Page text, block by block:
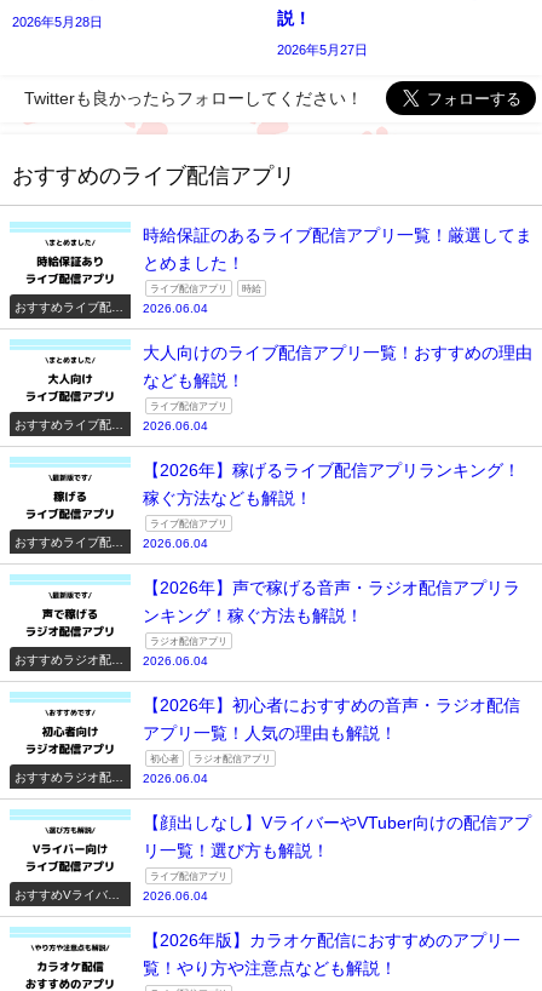
2026年5月28日
説！
2026年5月27日
Twitterも良かったらフォローしてください！
おすすめのライブ配信アプリ
おすすめライブ配信
時給保証のあるライブ配信アプリ一覧！厳選してま
とめました！
ライブ配信アプリ 時給
2026.06.04
おすすめライブ配信
大人向けのライブ配信アプリ一覧！おすすめの理由
なども解説！
ライブ配信アプリ
2026.06.04
おすすめライブ配信
【2026年】稼げるライブ配信アプリランキング！
稼ぐ方法なども解説！
ライブ配信アプリ
2026.06.04
おすすめラジオ配信
【2026年】声で稼げる音声・ラジオ配信アプリラ
ンキング！稼ぐ方法も解説！
ラジオ配信アプリ
2026.06.04
おすすめラジオ配信
【2026年】初心者におすすめの音声・ラジオ配信
アプリ一覧！人気の理由も解説！
初心者 ラジオ配信アプリ
2026.06.04
おすすめVライバー
【顔出しなし】VライバーやVTuber向けの配信アプ
リ一覧！選び方も解説！
ライブ配信アプリ
2026.06.04
【2026年版】カラオケ配信におすすめのアプリ一
覧！やり方や注意点なども解説！